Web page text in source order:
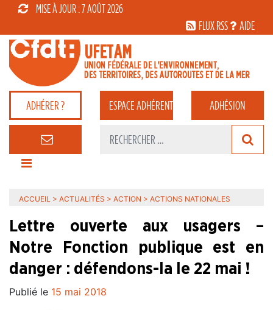
MISE À JOUR : 7 AOÛT 2026
FLUX RSS
AIDE
ADHÉRER ? ESPACEADHÉRENT ADHÉSION
ACCUEIL > ACTUALITÉS > ACTION > ACTIONS NATIONALES
Lettre ouverte aux usagers –
Notre Fonction publique est en
danger : défendons-la le 22 mai !
Publié le 15 mai 2018